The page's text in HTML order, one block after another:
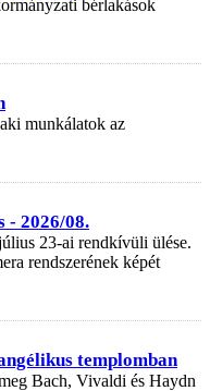
bérlakások
munkálatok az
- 2026/08.
23-ai rendkívüli ülése.
rendszerének képét
templomban
Bach, Vivaldi és Haydn